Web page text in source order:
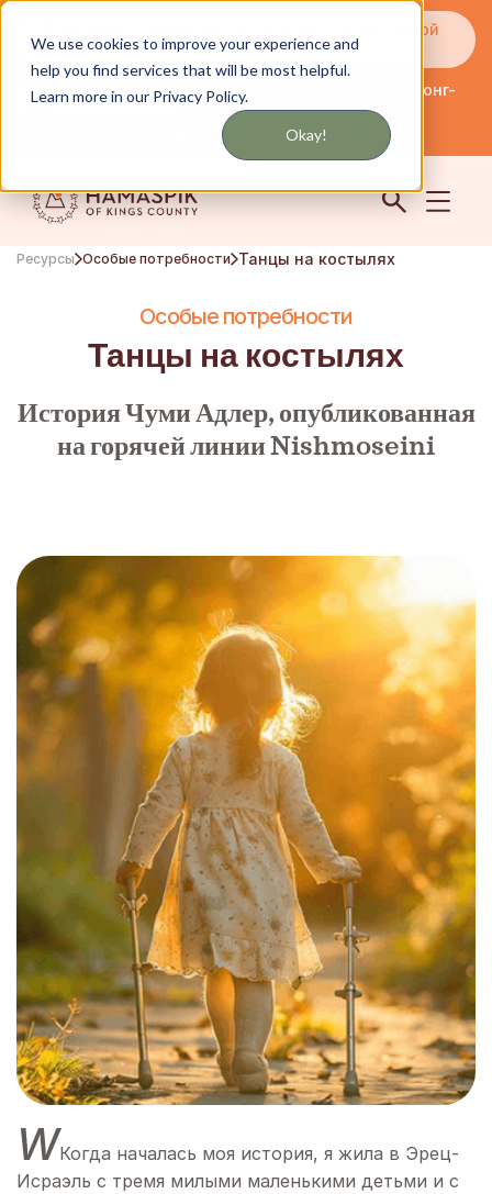
We use cookies to improve your experience and
help you find services that will be most helpful.
Learn more in our Privacy Policy.
Okay!
Получайте обновления по SMS или электронной
почте
английский
Обслуживание Нью-Йорка и Лонг-
Айленда
Сообщество Логин
Ресурсы Особые потребности Танцы на костылях
Особые потребности
Танцы на костылях
История Чуми Адлер, опубликованная
на горячей линии Nishmoseini
WКогда началась моя история, я жила в Эрец-
Исраэль с тремя милыми маленькими детьми и с